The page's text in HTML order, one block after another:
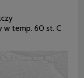
w temp. 60 st. C